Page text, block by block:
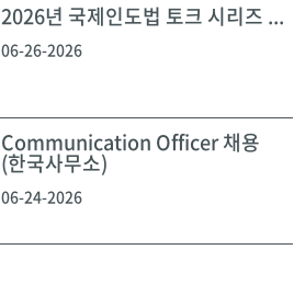
2026년 국제인도법 토크 시리즈 ...
06-26-2026
Communication Officer 채용
(한국사무소)
06-24-2026